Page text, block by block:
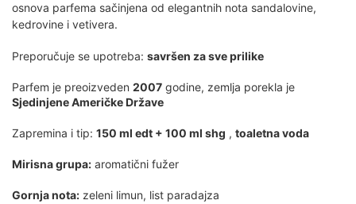
osnova parfema sačinjena od elegantnih nota sandalovine,
kedrovine i vetivera.
Preporučuje se upotreba: savršen za sve prilike
Parfem je preoizveden 2007 godine, zemlja porekla je
Sjedinjene Američke Države
Zapremina i tip: 150 ml edt + 100 ml shg , toaletna voda
Mirisna grupa: aromatični fužer
Gornja nota: zeleni limun, list paradajza